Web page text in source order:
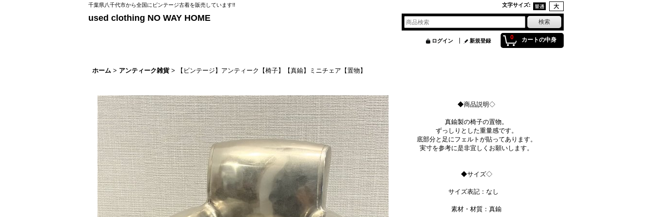
千葉県八千代市から全国にビンテージ古着を販売しています!! 文字サイズ:
used clothing NO WAY HOME
0 カートの中身
ログイン 新規登録
ホーム > アンティーク雑貨 > 【ビンテージ】アンティーク【椅子】【真鍮】ミニチェア【置物】
◆商品説明◇
真鍮製の椅子の置物。
ずっしりとした重量感です。
底部分と足にフェルトが貼ってあります。
実寸を参考に是非宜しくお願いします。
◆サイズ◇
サイズ表記：なし
素材・材質：真鍮